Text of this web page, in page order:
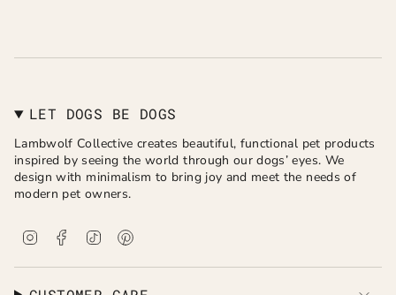
LET DOGS BE DOGS
Lambwolf Collective creates beautiful, functional pet products
inspired by seeing the world through our dogs’ eyes. We
design with minimalism to bring joy and meet the needs of
modern pet owners.
a
b
e